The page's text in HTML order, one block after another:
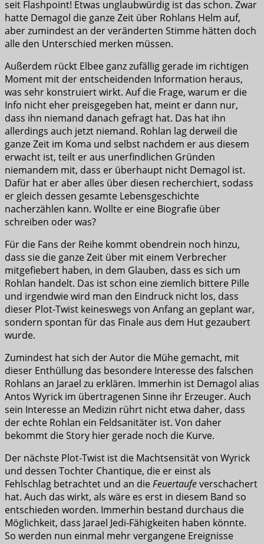
seit Flashpoint! Etwas unglaubwürdig ist das schon. Zwar
hatte Demagol die ganze Zeit über Rohlans Helm auf,
aber zumindest an der veränderten Stimme hätten doch
alle den Unterschied merken müssen.
Außerdem rückt Elbee ganz zufällig gerade im richtigen
Moment mit der entscheidenden Information heraus,
was sehr konstruiert wirkt. Auf die Frage, warum er die
Info nicht eher preisgegeben hat, meint er dann nur,
dass ihn niemand danach gefragt hat. Das hat ihn
allerdings auch jetzt niemand. Rohlan lag derweil die
ganze Zeit im Koma und selbst nachdem er aus diesem
erwacht ist, teilt er aus unerfindlichen Gründen
niemandem mit, dass er überhaupt nicht Demagol ist.
Dafür hat er aber alles über diesen recherchiert, sodass
er gleich dessen gesamte Lebensgeschichte
nacherzählen kann. Wollte er eine Biografie über
schreiben oder was?
Für die Fans der Reihe kommt obendrein noch hinzu,
dass sie die ganze Zeit über mit einem Verbrecher
mitgefiebert haben, in dem Glauben, dass es sich um
Rohlan handelt. Das ist schon eine ziemlich bittere Pille
und irgendwie wird man den Eindruck nicht los, dass
dieser Plot-Twist keineswegs von Anfang an geplant war,
sondern spontan für das Finale aus dem Hut gezaubert
wurde.
Zumindest hat sich der Autor die Mühe gemacht, mit
dieser Enthüllung das besondere Interesse des falschen
Rohlans an Jarael zu erklären. Immerhin ist Demagol alias
Antos Wyrick im übertragenen Sinne ihr Erzeuger. Auch
sein Interesse an Medizin rührt nicht etwa daher, dass
der echte Rohlan ein Feldsanitäter ist. Von daher
bekommt die Story hier gerade noch die Kurve.
Der nächste Plot-Twist ist die Machtsensität von Wyrick
und dessen Tochter Chantique, die er einst als
Fehlschlag betrachtet und an dieFeuertaufeverschachert
hat. Auch das wirkt, als wäre es erst in diesem Band so
entschieden worden. Immerhin bestand durchaus die
Möglichkeit, dass Jarael Jedi-Fähigkeiten haben könnte.
So werden nun einmal mehr vergangene Ereignisse